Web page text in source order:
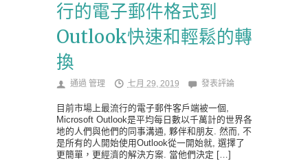
行的電子郵件格式到
Outlook快速和輕鬆的轉
換
通過 管理 七月 29, 2019 發表評論
目前市場上最流行的電子郵件客戶端被一個,
Microsoft Outlook是平均每日數以千萬計的世界各
地的人們與他們的同事溝通, 夥伴和朋友. 然而, 不
是所有的人開始使用Outlook從一開始就, 選擇了
更簡單，更經濟的解決方案. 當他們決定 […]